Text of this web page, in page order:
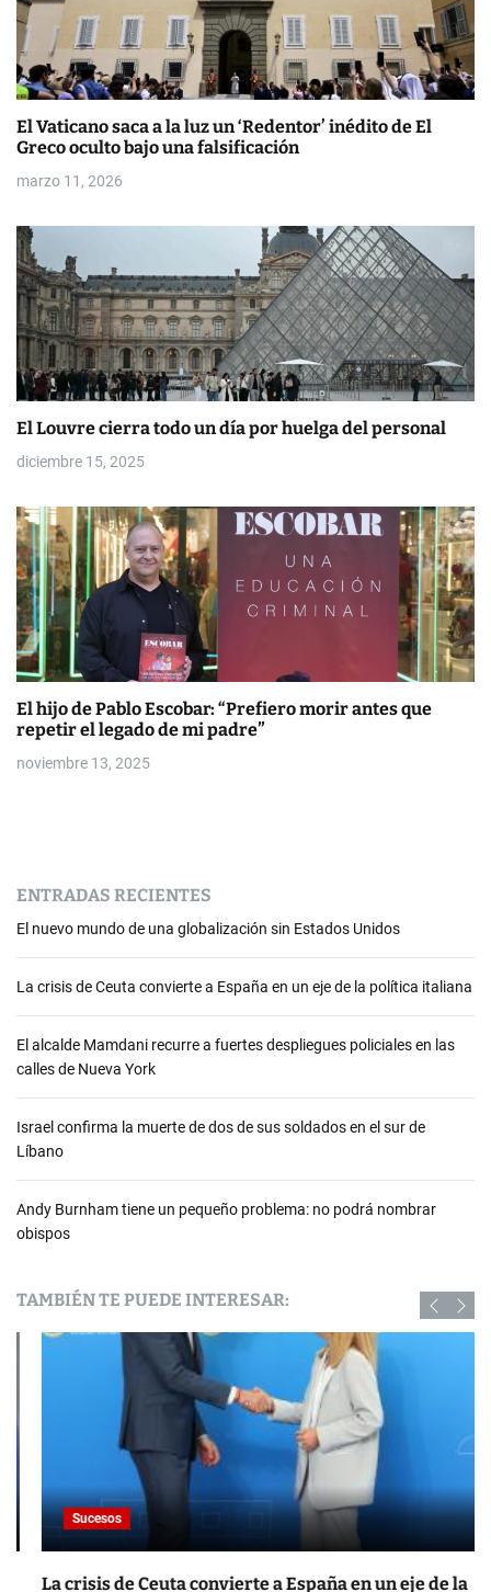
n
t
r
a
d
a
s
El Vaticano saca a la luz un ‘Redentor’ inédito de El
Greco oculto bajo una falsificación
marzo 11, 2026
El Louvre cierra todo un día por huelga del personal
diciembre 15, 2025
El hijo de Pablo Escobar: “Prefiero morir antes que
repetir el legado de mi padre”
noviembre 13, 2025
ENTRADAS RECIENTES
El nuevo mundo de una globalización sin Estados Unidos
La crisis de Ceuta convierte a España en un eje de la política italiana
El alcalde Mamdani recurre a fuertes despliegues policiales en las
calles de Nueva York
Israel confirma la muerte de dos de sus soldados en el sur de
Líbano
Andy Burnham tiene un pequeño problema: no podrá nombrar
obispos
TAMBIÉN TE PUEDE INTERESAR:
Sucesos
La crisis de Ceuta convierte a España en un eje de la